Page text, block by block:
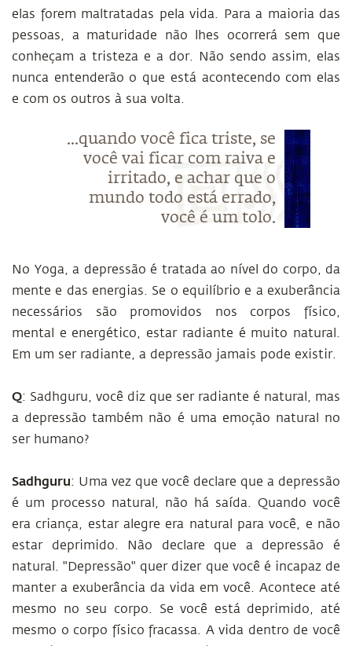
elas forem maltratadas pela vida. Para a maioria das
pessoas, a maturidade não lhes ocorrerá sem que
conheçam a tristeza e a dor. Não sendo assim, elas
nunca entenderão o que está acontecendo com elas
e com os outros à sua volta.
...quando você fica triste, se
você vai ficar com raiva e
irritado, e achar que o
mundo todo está errado,
você é um tolo.
No Yoga, a depressão é tratada ao nível do corpo, da
mente e das energias. Se o equilíbrio e a exuberância
necessários são promovidos nos corpos físico,
mental e energético, estar radiante é muito natural.
Em um ser radiante, a depressão jamais pode existir.
Q: Sadhguru, você diz que ser radiante é natural, mas
a depressão também não é uma emoção natural no
ser humano?
Sadhguru: Uma vez que você declare que a depressão
é um processo natural, não há saída. Quando você
era criança, estar alegre era natural para você, e não
estar deprimido. Não declare que a depressão é
natural. "Depressão" quer dizer que você é incapaz de
manter a exuberância da vida em você. Acontece até
mesmo no seu corpo. Se você está deprimido, até
mesmo o corpo físico fracassa. A vida dentro de você